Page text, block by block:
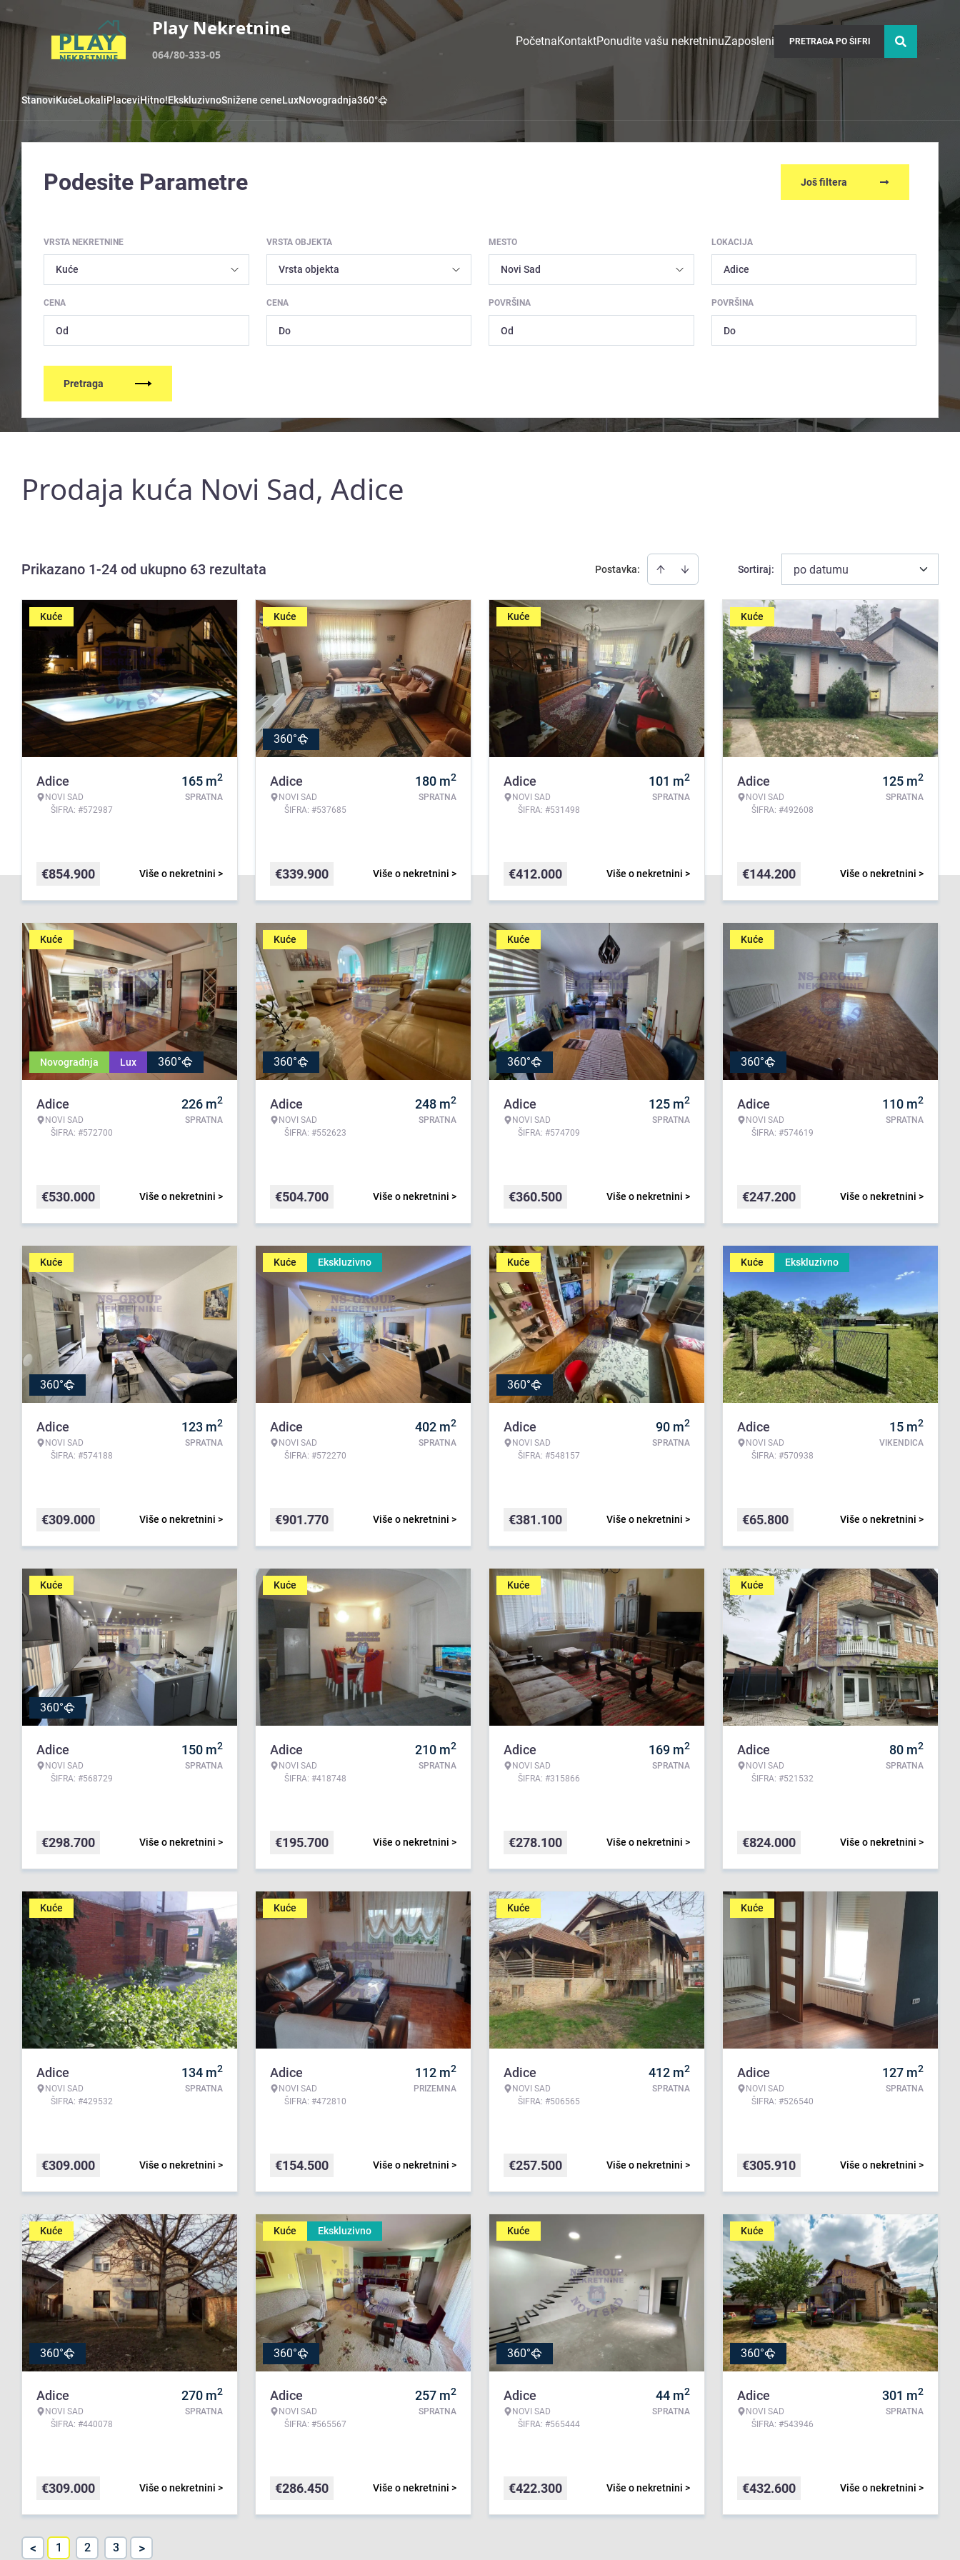
Play Nekretnine
064/80-333-05
PočetnaKontaktPonudite vašu nekretninuZaposleni
StanoviKućeLokaliPlaceviHitno!EkskluzivnoSnižene ceneLuxNovogradnja360°
Podesite Parametre Još filtera
VRSTA NEKRETNINE VRSTA OBJEKTA MESTO LOKACIJA
Adice
CENA CENA POVRŠINA POVRŠINA
Pretraga
Prodaja kuća Novi Sad, Adice
Prikazano 1-24 od ukupno 63 rezultata Postavka: Sortiraj: po datumu
Kuće
Adice
NOVI SAD
ŠIFRA: #572987
165 m2
SPRATNA
Više o nekretnini >
€854.900
Kuće
360°
Adice
NOVI SAD
ŠIFRA: #537685
180 m2
SPRATNA
Više o nekretnini >
€339.900
Kuće
Adice
NOVI SAD
ŠIFRA: #531498
101 m2
SPRATNA
Više o nekretnini >
€412.000
Kuće
Adice
NOVI SAD
ŠIFRA: #492608
125 m2
SPRATNA
Više o nekretnini >
€144.200
Kuće
Novogradnja Lux 360°
Adice
NOVI SAD
ŠIFRA: #572700
226 m2
SPRATNA
Više o nekretnini >
€530.000
Kuće
360°
Adice
NOVI SAD
ŠIFRA: #552623
248 m2
SPRATNA
Više o nekretnini >
€504.700
Kuće
360°
Adice
NOVI SAD
ŠIFRA: #574709
125 m2
SPRATNA
Više o nekretnini >
€360.500
Kuće
360°
Adice
NOVI SAD
ŠIFRA: #574619
110 m2
SPRATNA
Više o nekretnini >
€247.200
Kuće
360°
Adice
NOVI SAD
ŠIFRA: #574188
123 m2
SPRATNA
Više o nekretnini >
€309.000
Kuće Ekskluzivno
Adice
NOVI SAD
ŠIFRA: #572270
402 m2
SPRATNA
Više o nekretnini >
€901.770
Kuće
360°
Adice
NOVI SAD
ŠIFRA: #548157
90 m2
SPRATNA
Više o nekretnini >
€381.100
Kuće Ekskluzivno
Adice
NOVI SAD
ŠIFRA: #570938
15 m2
VIKENDICA
Više o nekretnini >
€65.800
Kuće
360°
Adice
NOVI SAD
ŠIFRA: #568729
150 m2
SPRATNA
Više o nekretnini >
€298.700
Kuće
Adice
NOVI SAD
ŠIFRA: #418748
210 m2
SPRATNA
Više o nekretnini >
€195.700
Kuće
Adice
NOVI SAD
ŠIFRA: #315866
169 m2
SPRATNA
Više o nekretnini >
€278.100
Kuće
Adice
NOVI SAD
ŠIFRA: #521532
80 m2
SPRATNA
Više o nekretnini >
€824.000
Kuće
Adice
NOVI SAD
ŠIFRA: #429532
134 m2
SPRATNA
Više o nekretnini >
€309.000
Kuće
Adice
NOVI SAD
ŠIFRA: #472810
112 m2
PRIZEMNA
Više o nekretnini >
€154.500
Kuće
Adice
NOVI SAD
ŠIFRA: #506565
412 m2
SPRATNA
Više o nekretnini >
€257.500
Kuće
Adice
NOVI SAD
ŠIFRA: #526540
127 m2
SPRATNA
Više o nekretnini >
€305.910
Kuće
360°
Adice
NOVI SAD
ŠIFRA: #440078
270 m2
SPRATNA
Više o nekretnini >
€309.000
Kuće Ekskluzivno
360°
Adice
NOVI SAD
ŠIFRA: #565567
257 m2
SPRATNA
Više o nekretnini >
€286.450
Kuće
360°
Adice
NOVI SAD
ŠIFRA: #565444
44 m2
SPRATNA
Više o nekretnini >
€422.300
Kuće
360°
Adice
NOVI SAD
ŠIFRA: #543946
301 m2
SPRATNA
Više o nekretnini >
€432.600
< 1 2 3 >